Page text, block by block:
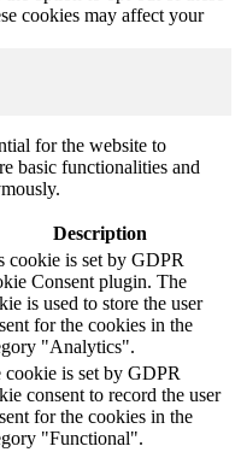
cookies may affect your
for the website to
basic functionalities and
Description
cookie is set by GDPR
Consent plugin. The
is used to store the user
for the cookies in the
"Analytics".
cookie is set by GDPR
consent to record the user
for the cookies in the
"Functional".